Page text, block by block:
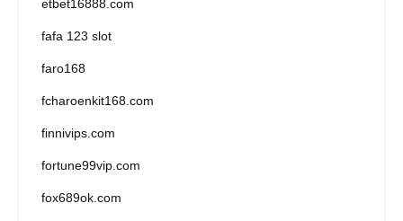
etbet16888.com
fafa 123 slot
faro168
fcharoenkit168.com
finnivips.com
fortune99vip.com
fox689ok.com